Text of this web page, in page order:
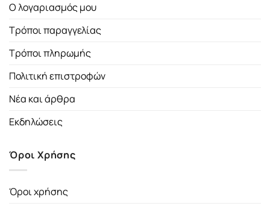
Ο λογαριασμός μου
Τρόποι παραγγελίας
Τρόποι πληρωμής
Πολιτική επιστροφών
Νέα και άρθρα
Εκδηλώσεις
Όροι Χρήσης
Όροι χρήσης